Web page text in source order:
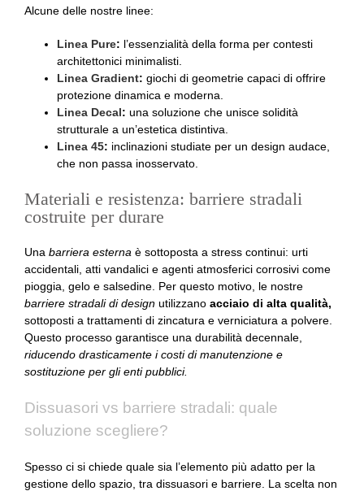
Alcune delle nostre linee:
Linea Pure: l’essenzialità della forma per contesti
architettonici minimalisti.
Linea Gradient: giochi di geometrie capaci di offrire
protezione dinamica e moderna.
Linea Decal: una soluzione che unisce solidità
strutturale a un’estetica distintiva.
Linea 45: inclinazioni studiate per un design audace,
che non passa inosservato.
Materiali e resistenza: barriere stradali
costruite per durare
Una barriera esterna è sottoposta a stress continui: urti
accidentali, atti vandalici e agenti atmosferici corrosivi come
pioggia, gelo e salsedine. Per questo motivo, le nostre
barriere stradali di designutilizzano acciaio di alta qualità,
sottoposti a trattamenti di zincatura e verniciatura a polvere.
Questo processo garantisce una durabilità decennale,
riducendo drasticamente i costi di manutenzione e
sostituzione per gli enti pubblici.
Dissuasori vs barriere stradali: quale
soluzione scegliere?
Spesso ci si chiede quale sia l’elemento più adatto per la
gestione dello spazio, tra dissuasori e barriere. La scelta non